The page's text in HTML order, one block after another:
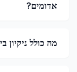
אדומים?
מה כולל